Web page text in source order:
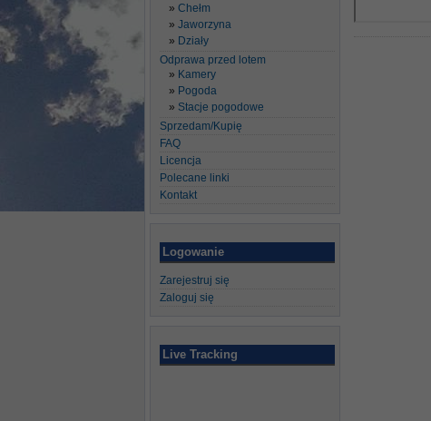
Chełm
Jaworzyna
Działy
Odprawa przed lotem
Kamery
Pogoda
Stacje pogodowe
Sprzedam/Kupię
FAQ
Licencja
Polecane linki
Kontakt
Logowanie
Zarejestruj się
Zaloguj się
Live Tracking